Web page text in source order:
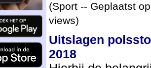
(Sport -- Geplaatst
views)
Uitslagen
2018